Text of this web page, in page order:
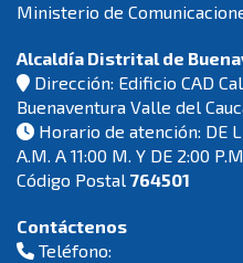
Ministerio de
Alcaldía Distrital de
Dirección: Edificio CAD
Buenaventura Valle del
Horario de atención: DE
A.M. A 11:00 M. Y DE 2:00
Código Postal 764501
Contáctenos
Teléfono: